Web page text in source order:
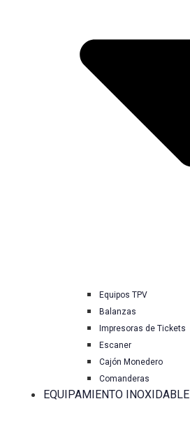
Equipos TPV
Balanzas
Impresoras de Tickets
Escaner
Cajón Monedero
Comanderas
EQUIPAMIENTO INOXIDABLE